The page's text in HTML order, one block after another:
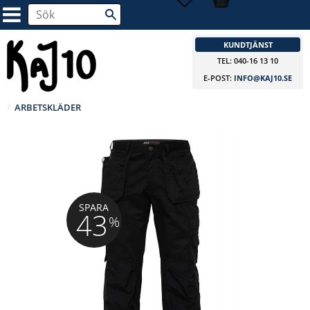
KUNDTJÄNST
TEL: 040-16 13 10
E-POST: INFO@KAJ10.SE
ARBETSKLÄDER
SPARA
43%